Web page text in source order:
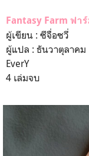
Fantasy Farm ฟา
ผู้เขียน : ซีจื่อซวี่
ผู้แปล : ธันวาตุลาคม
EverY
4 เล่มจบ